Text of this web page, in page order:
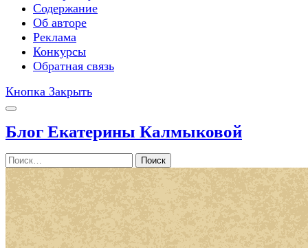
Содержание
Об авторе
Реклама
Конкурсы
Обратная связь
Кнопка Закрыть
Блог Екатерины Калмыковой
Поиск